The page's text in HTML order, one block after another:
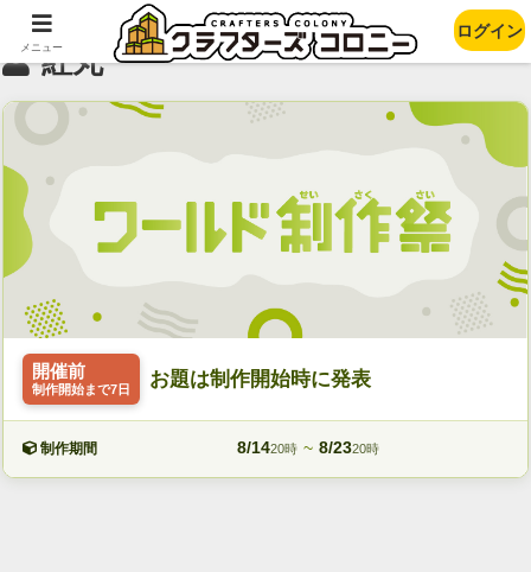
紅丸
開催前
制作開始まで7日 お題は制作開始時に発表
制作期間 8/1420時 ~ 8/2320時
メニュー
ログイン